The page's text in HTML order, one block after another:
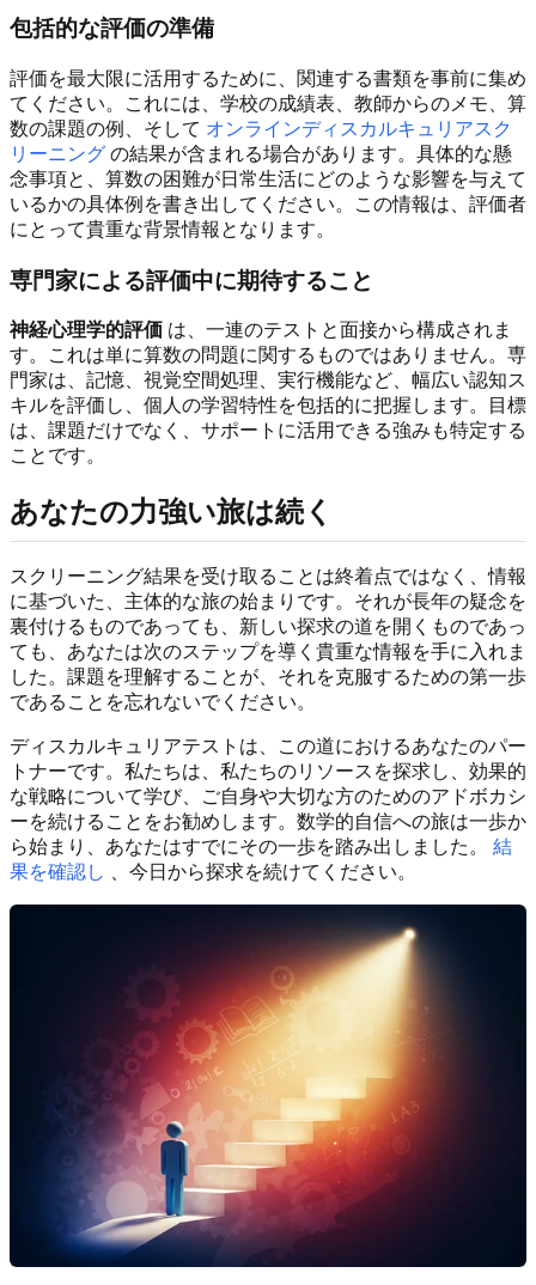
包括的な評価の準備
評価を最大限に活用するために、関連する書類を事前に集め
てください。これには、学校の成績表、教師からのメモ、算
数の課題の例、そして オンラインディスカルキュリアスク
リーニング の結果が含まれる場合があります。具体的な懸
念事項と、算数の困難が日常生活にどのような影響を与えて
いるかの具体例を書き出してください。この情報は、評価者
にとって貴重な背景情報となります。
専門家による評価中に期待すること
神経心理学的評価 は、一連のテストと面接から構成されま
す。これは単に算数の問題に関するものではありません。専
門家は、記憶、視覚空間処理、実行機能など、幅広い認知ス
キルを評価し、個人の学習特性を包括的に把握します。目標
は、課題だけでなく、サポートに活用できる強みも特定する
ことです。
あなたの力強い旅は続く
スクリーニング結果を受け取ることは終着点ではなく、情報
に基づいた、主体的な旅の始まりです。それが長年の疑念を
裏付けるものであっても、新しい探求の道を開くものであっ
ても、あなたは次のステップを導く貴重な情報を手に入れま
した。課題を理解することが、それを克服するための第一歩
であることを忘れないでください。
ディスカルキュリアテストは、この道におけるあなたのパー
トナーです。私たちは、私たちのリソースを探求し、効果的
な戦略について学び、ご自身や大切な方のためのアドボカシ
ーを続けることをお勧めします。数学的自信への旅は一歩か
ら始まり、あなたはすでにその一歩を踏み出しました。 結
果を確認し 、今日から探求を続けてください。